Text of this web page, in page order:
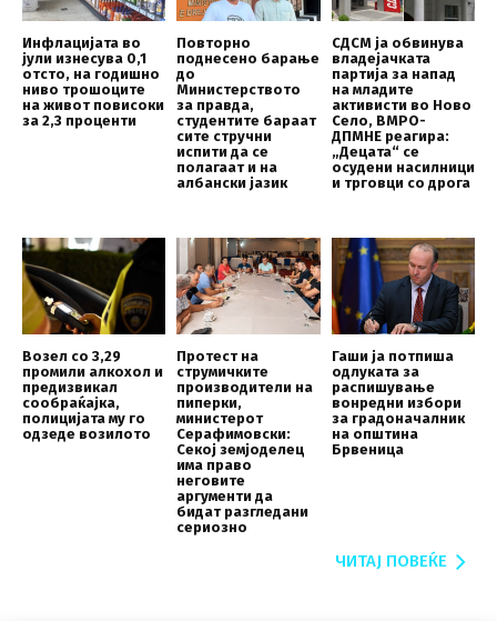
Инфлацијата во
јули изнесува 0,1
отсто, на годишно
ниво трошоците
на живот повисоки
за 2,3 проценти
Повторно
поднесено барање
до
Mинистерството
за правда,
студентите бараат
сите стручни
испити да се
полагаат и на
албански јазик
СДСМ ја обвинува
владејачката
партија за напад
на младите
активисти во Ново
Село, ВМРО-
ДПМНЕ реагира:
„Децата“ се
осудени насилници
и трговци со дрога
Возел со 3,29
промили алкохол и
предизвикал
сообраќајка,
полицијата му го
одзеде возилото
Протест на
струмичките
производители на
пиперки,
министерот
Серафимовски:
Секој земјоделец
има право
неговите
аргументи да
бидат разгледани
сериозно
Гаши ја потпиша
одлуката за
распишување
вонредни избори
за градоначалник
на општина
Брвеница
ЧИТАЈ ПОВЕЌЕ